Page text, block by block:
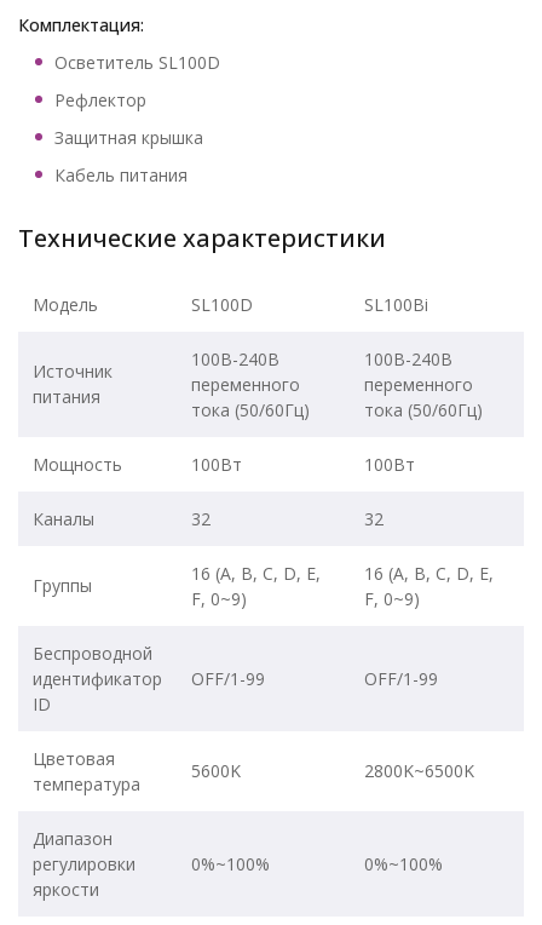
Комплектация:
Осветитель SL100D
Рефлектор
Защитная крышка
Кабель питания
Технические характеристики
Модель SL100D SL100Bi
Источник
питания
100В-240В
переменного
тока (50/60Гц)
100В-240В
переменного
тока (50/60Гц)
Мощность 100Вт 100Вт
Каналы 32 32
Группы
16 (A, B, C, D, E,
F, 0~9)
16 (A, B, C, D, E,
F, 0~9)
Беспроводной
идентификатор
ID
OFF/1-99 OFF/1-99
Цветовая
температура
5600K 2800K~6500K
Диапазон
регулировки
яркости
0%~100% 0%~100%